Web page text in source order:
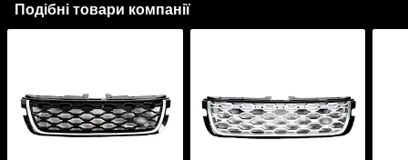
Подібні товари компанії